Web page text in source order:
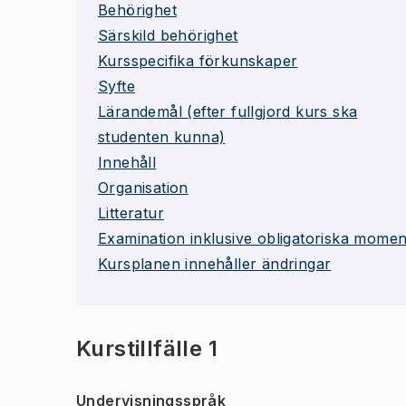
Behörighet
Särskild behörighet
Kursspecifika förkunskaper
Syfte
Lärandemål (efter fullgjord kurs ska
studenten kunna)
Innehåll
Organisation
Litteratur
Examination inklusive obligatoriska
Kursplanen innehåller ändringar
Kurstillfälle 1
Undervisningsspråk